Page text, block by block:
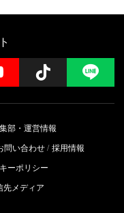
YouTube Follow
部・運営情報
問い合わせ 採用情報
ーポリシー
先メディア